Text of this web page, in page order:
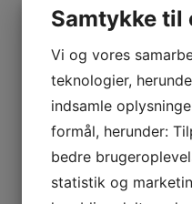
Tag det første
beskyttelse og
medarbejdere.
uforpligtende
dig med at
løsning til din
pålidelige partner
kombinerer
teknologi.
Samtykke til
Vi og vores
teknologier,
indsamle
formål, herunder:
bedre
statistik og